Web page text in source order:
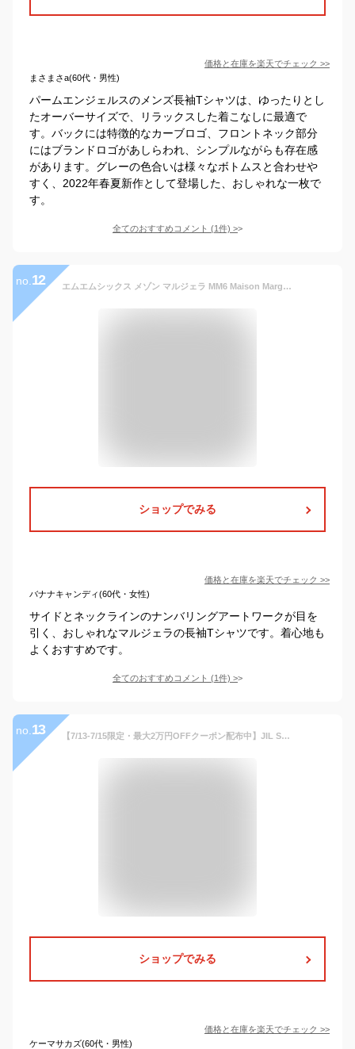
価格と在庫を楽天でチェック >>
まさまさa(60代・男性)
パームエンジェルスのメンズ長袖Tシャツは、ゆったりとし
たオーバーサイズで、リラックスした着こなしに最適で
す。バックには特徴的なカーブロゴ、フロントネック部分
にはブランドロゴがあしらわれ、シンプルながらも存在感
があります。グレーの色合いは様々なボトムスと合わせや
すく、2022年春夏新作として登場した、おしゃれな一枚で
す。
全てのおすすめコメント (1件) >
no. 12 エムエムシックス メゾン マルジェラ MM6 Maison Margiela ロゴプリント クルーネック 長袖 Tシャツ MM6GC0047S24312 ブランド メンズ 男性 トップス Tシャツ ロンT プリント コットン
ショップでみる
価格と在庫を楽天でチェック >>
バナナキャンディ(60代・女性)
サイドとネックラインのナンバリングアートワークが目を
引く、おしゃれなマルジェラの長袖Tシャツです。着心地も
よくおすすめです。
全てのおすすめコメント (1件) >
no. 13 【7/13-7/15限定・最大2万円OFFクーポン配布中】JIL SANDER ジルサンダー Tシャツ J21GC0167 J20243 メンズ 長袖 カットソー ロゴT コットン クルーネック オーバーサイズ カラー2色
ショップでみる
価格と在庫を楽天でチェック >>
ケーマサカズ(60代・男性)